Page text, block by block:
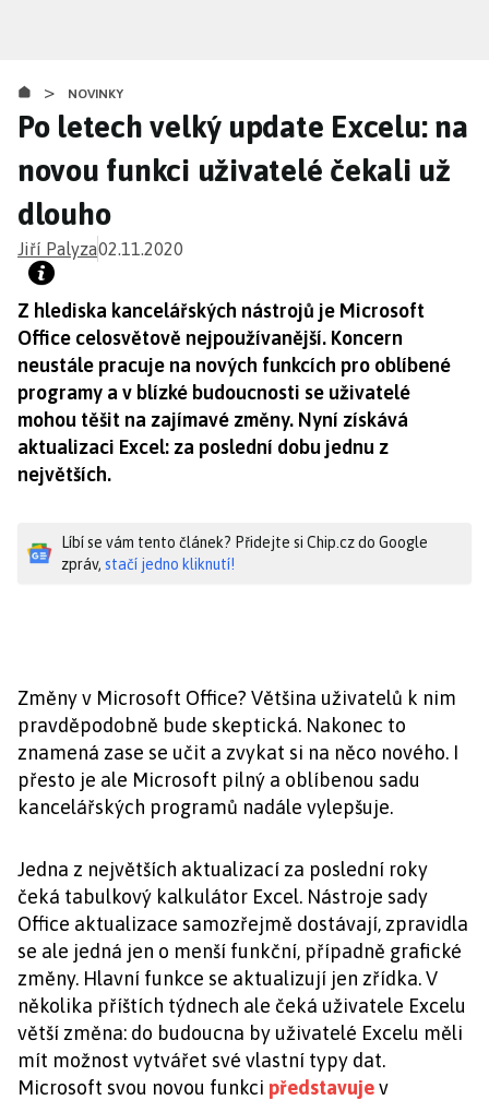
obsahu
> NOVINKY
Po letech velký update Excelu: na
novou funkci uživatelé čekali už
dlouho
Jiří Palyza02.11.2020
Z hlediska kancelářských nástrojů je Microsoft
Office celosvětově nejpoužívanější. Koncern
neustále pracuje na nových funkcích pro oblíbené
programy a v blízké budoucnosti se uživatelé
mohou těšit na zajímavé změny. Nyní získává
aktualizaci Excel: za poslední dobu jednu z
největších.
Líbí se vám tento článek? Přidejte si Chip.cz do Google
zpráv, stačí jedno kliknutí!
Změny v Microsoft Office? Většina uživatelů k nim
pravděpodobně bude skeptická. Nakonec to
znamená zase se učit a zvykat si na něco nového. I
přesto je ale Microsoft pilný a oblíbenou sadu
kancelářských programů nadále vylepšuje.
Jedna z největších aktualizací za poslední roky
čeká tabulkový kalkulátor Excel. Nástroje sady
Office aktualizace samozřejmě dostávají, zpravidla
se ale jedná jen o menší funkční, případně grafické
změny. Hlavní funkce se aktualizují jen zřídka. V
několika příštích týdnech ale čeká uživatele Excelu
větší změna: do budoucna by uživatelé Excelu měli
mít možnost vytvářet své vlastní typy dat.
Microsoft svou novou funkci představujev